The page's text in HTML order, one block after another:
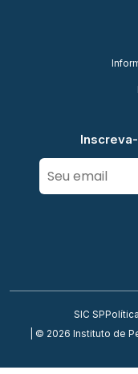
SIC SP
| © 2026 Instituto de